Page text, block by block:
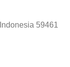
59461